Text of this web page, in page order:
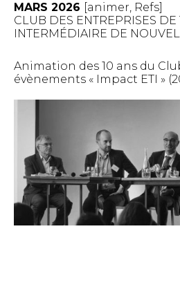
MARS 2026 [animer, Refs]
CLUB DES ENTREPRISES DE
INTERMÉDIAIRE DE
Animation des 10 ans du
évènements « Impact ETI »